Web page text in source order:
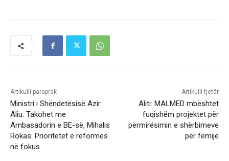
Artikulli paraprak
Ministri i Shëndetësisë Azir
Aliu: Takohet me
Ambasadorin e BE-së, Mihalis
Rokas: Prioritetet e reformës
në fokus
Artikulli tjetër
Aliti: MALMED mbështet
fuqishëm projektet për
përmirësimin e shërbimeve
për fëmijë